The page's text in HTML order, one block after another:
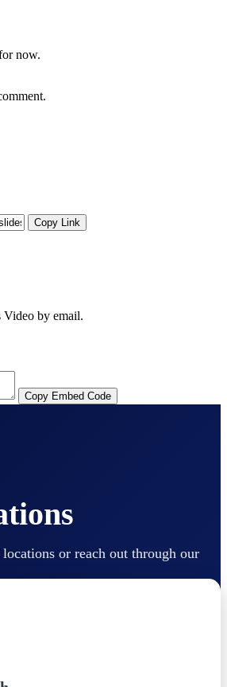
now.
Copy Link
Video by email.
Copy Embed Code
or reach out through our